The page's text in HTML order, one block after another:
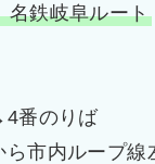
鉄岐阜ルート
番のりば
ら市内ループ線